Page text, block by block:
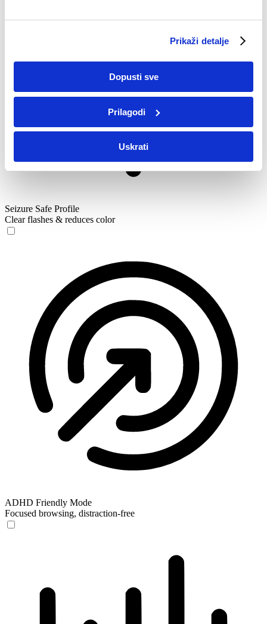
Prikaži detalje
Dopusti sve
Prilagodi
Uskrati
Seizure Safe Profile
Clear flashes & reduces color
ADHD Friendly Mode
Focused browsing, distraction-free